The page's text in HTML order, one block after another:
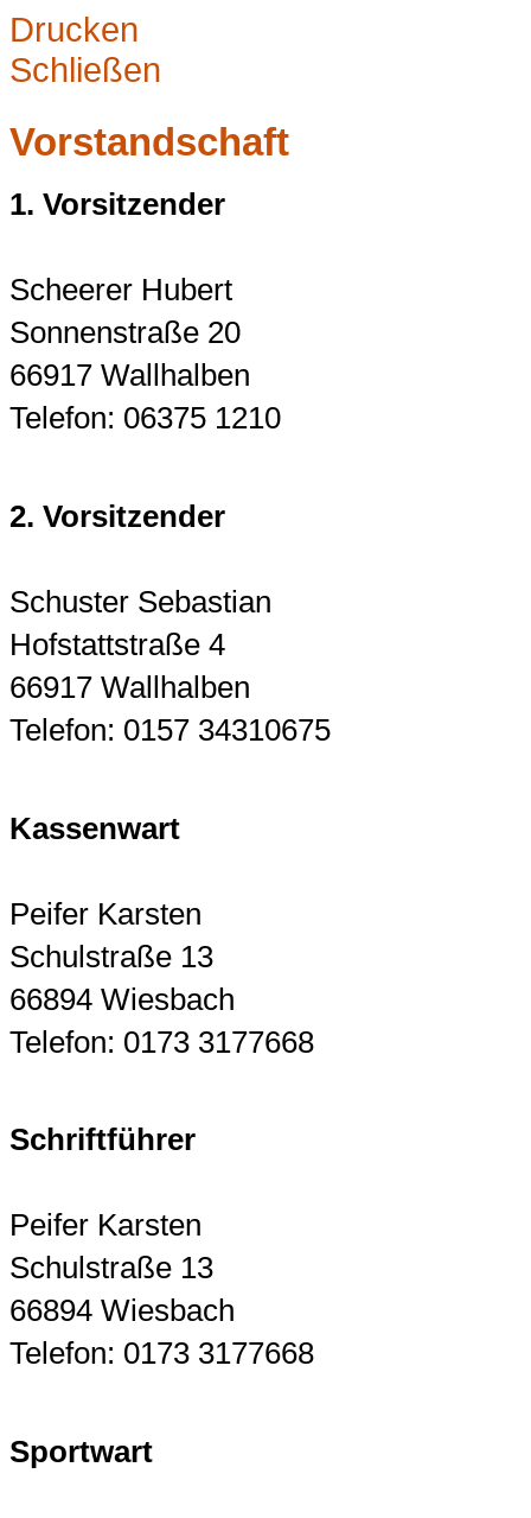
Drucken
Schließen
Vorstandschaft
1. Vorsitzender
Scheerer Hubert
Sonnenstraße 20
66917 Wallhalben
Telefon: 06375 1210
2. Vorsitzender
Schuster Sebastian
Hofstattstraße 4
66917 Wallhalben
Telefon: 0157 34310675
Kassenwart
Peifer Karsten
Schulstraße 13
66894 Wiesbach
Telefon: 0173 3177668
Schriftführer
Peifer Karsten
Schulstraße 13
66894 Wiesbach
Telefon: 0173 3177668
Sportwart